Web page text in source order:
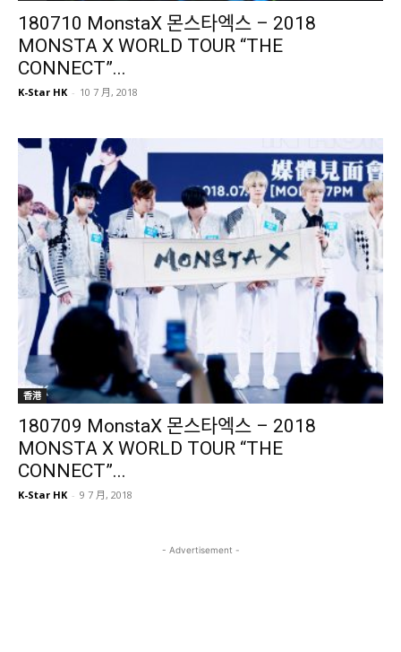
180710 MonstaX 몬스타엑스 – 2018
MONSTA X WORLD TOUR “THE
CONNECT”...
K-Star HK - 10 7 月, 2018
香港
180709 MonstaX 몬스타엑스 – 2018
MONSTA X WORLD TOUR “THE
CONNECT”...
K-Star HK - 9 7 月, 2018
- Advertisement -